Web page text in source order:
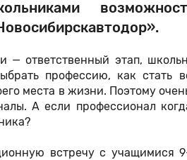
— ответственный этап,
профессию, как стать
места в жизни. Поэтому
А если профессионал
встречу с